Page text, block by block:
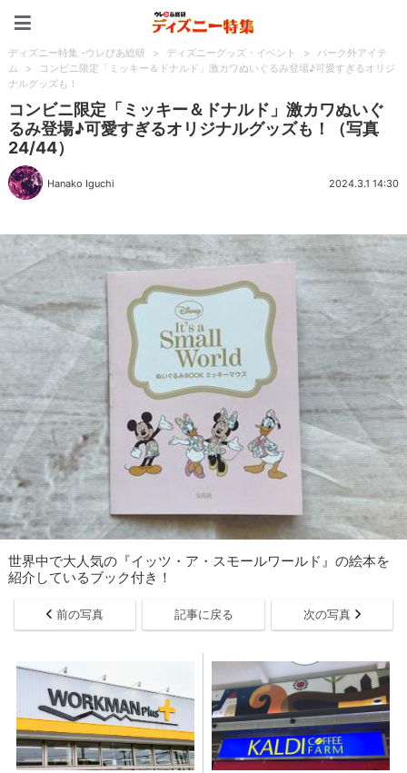
ディズニー特集 -ウレぴあ総研 > ディズニーグッズ・イベント >
パーク外アイテ
ム
>
コンビニ限定「ミッキー＆ドナルド」激カワぬいぐるみ登場♪可愛すぎるオリジ
ナルグッズも！
コンビニ限定「ミッキー＆ドナルド」激カワぬいぐ
るみ登場♪可愛すぎるオリジナルグッズも！（写真
24/44）
Hanako Iguchi 2024.3.1 14:30
世界中で大人気の『イッツ・ア・スモールワールド』の絵本を
紹介しているブック付き！
前の写真 記事に戻る 次の写真